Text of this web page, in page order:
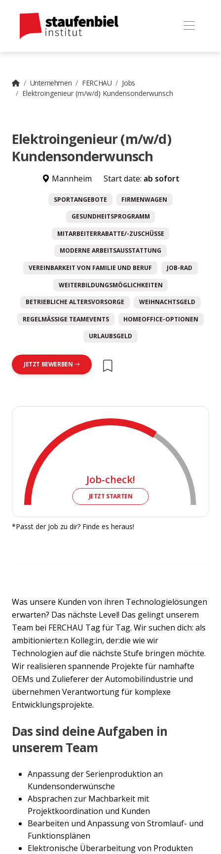
Unternehmen FERCHAU
Jobs
Elektroingenieur (m/w/d) Kundensonderwunsch
Elektroingenieur (m/w/d)
Kundensonderwunsch
Mannheim Start date: ab sofort
SPORTANGEBOTE FIRMENWAGEN
GESUNDHEITSPROGRAMM
MITARBEITERRABATTE/-ZUSCHÜSSE
MODERNE ARBEITSAUSSTATTUNG
VEREINBARKEIT VON FAMILIE UND BERUF JOB-RAD
WEITERBILDUNGSMÖGLICHKEITEN
BETRIEBLICHE ALTERSVORSORGE WEIHNACHTSGELD
REGELMÄSSIGE TEAMEVENTS HOMEOFFICE-OPTIONEN
URLAUBSGELD
JETZT BEWERBEN
Job-check!
JETZT STARTEN
*Passt der Job zu dir? Finde es heraus!
Was unsere Kunden von ihren Technologielösungen
erwarten? Das nächste Level! Das gelingt unserem
Team bei FERCHAU Tag für Tag. Wir suchen dich: als
ambitionierte:n Kolleg:in, der:die wie wir
Technologien auf die nächste Stufe bringen möchte.
Wir realisieren spannende Projekte für namhafte
OEMs und Zulieferer der Automobilindustrie und
übernehmen Verantwortung für komplexe
Entwicklungsprojekte.
Das sind deine Aufgaben in
unserem Team
Anpassung der Serienproduktion an
Kundensonderwünsche
Absprachen zur Machbarkeit mit
Projektkoordination und Kunden
Bearbeiten und Anpassung von Stromlauf- und
Funktionsplänen
Elektronische Überarbeitung von Produkten